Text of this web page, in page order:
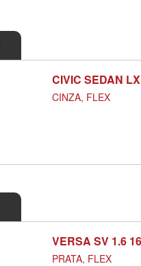
CIVIC SEDAN
CINZA, FLEX
VERSA SV 1.6
PRATA, FLEX